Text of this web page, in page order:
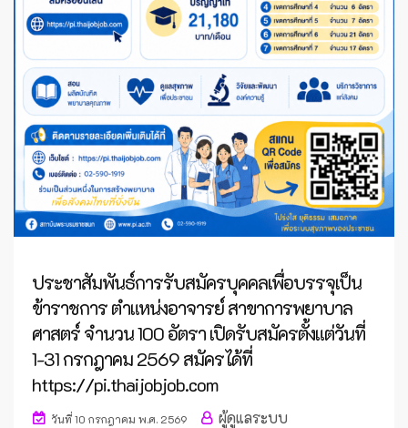
ประชาสัมพันธ์การรับสมัครบุคคลเพื่อบรรจุเป็น
ข้าราชการ ตำแหน่งอาจารย์ สาขาการพยาบาล
ศาสตร์ จำนวน 100 อัตรา เปิดรับสมัครตั้งแต่วันที่
1-31 กรกฎาคม 2569 สมัครได้ที่
https://pi.thaijobjob.com
วันที่ 10 กรกฎาคม พ.ศ. 2569 ผู้ดูแลระบบ